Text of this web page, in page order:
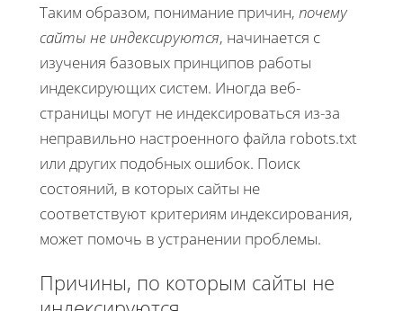
Таким образом, понимание причин, почему
сайты не индексируются, начинается с
изучения базовых принципов работы
индексирующих систем. Иногда веб-
страницы могут не индексироваться из-за
неправильно настроенного файла robots.txt
или других подобных ошибок. Поиск
состояний, в которых сайты не
соответствуют критериям индексирования,
может помочь в устранении проблемы.
Причины, по которым сайты не